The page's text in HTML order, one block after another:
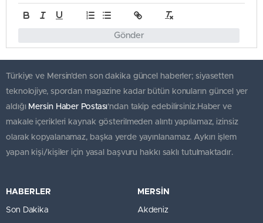
Gönder
Türkiye ve Mersin’den son dakika güncel haberler; siyasetten
teknolojiye, spordan magazine kadar bütün konuların güncel yer
aldığı Mersin Haber Postası'ndan takip edebilirsiniz.Haber ve
makale içerikleri kaynak gösterilmeden alıntı yapılamaz, izinsiz
olarak kopyalanamaz, başka yerde yayınlanamaz. Aykırı işlem
yapan kişi/kişiler için yasal başvuru hakkı saklı tutulmaktadır.
HABERLER
Son Dakika
MERSİN
Akdeniz